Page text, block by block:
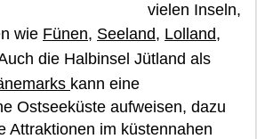
vielen Inseln,
wie Fünen, Seeland, Lolland,
die Halbinsel Jütland als
kann eine
Ostseeküste aufweisen, dazu
Attraktionen im küstennahen